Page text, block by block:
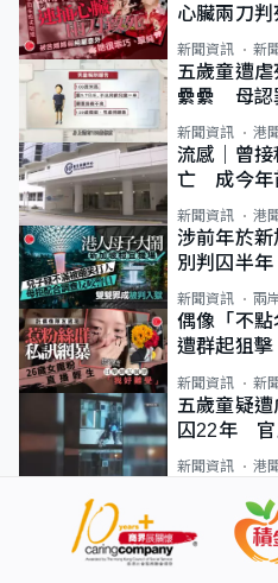
心臟兩刀
新聞資訊 新
五歲童遭
纍纍 母認
類案最惡劣
新聞資訊 港聞
流感｜曾
亡 成今年
新聞資訊 港聞
涉前年於
別判囚半年
新聞資訊 兩
偶像「不
遭群起狙
新聞資訊 新
五歲童疑
囚22年 官
新聞資訊 港聞